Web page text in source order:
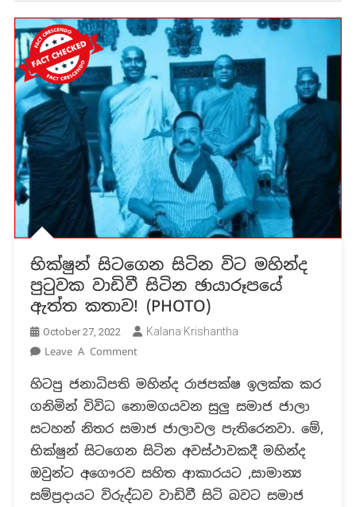
භික්ෂුන් සිටගෙන සිටින විට මහින්ද
පුටුවක වාඩිවී සිටින ඡායාරූපයේ
ඇත්ත කතාව! (PHOTO)
October 27, 2022 Kalana Krishantha
Leave A CommentOn
සිටගෙන
සිටින
විට
මහින්ද
පුටුවක
වාඩිවී
සිටින
හිටපු ජනාධිපති මහින්ද රාජපක්ෂ ඉලක්ක කර
ගනිමින් විවිධ නොමගයවන සුලු සමාජ ජාලා
සටහන් නිතර සමාජ ජාලාවල පැතිරෙනවා. මේ,
භික්ෂුන් සිටගෙන සිටින අවස්ථාවකදී මහින්ද
ඔවුන්ට අගෞරව සහිත ආකාරයට ,සාමාන්‍ය
සම්ප්‍රදායට විරුද්ධව වාඩිවී සිටි බවට සමාජ